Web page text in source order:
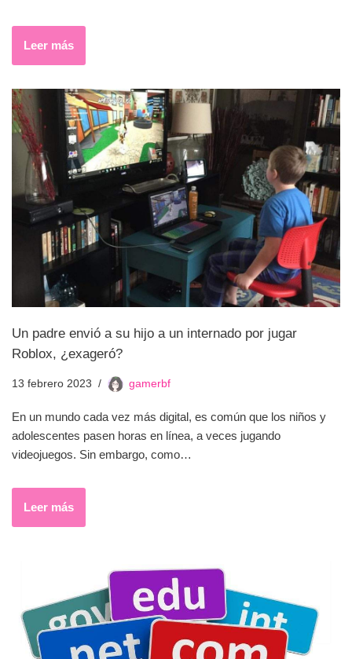
Leer más
Un padre envió a su hijo a un internado por jugar
Roblox, ¿exageró?
13 febrero 2023 gamerbf
En un mundo cada vez más digital, es común que los niños y
adolescentes pasen horas en línea, a veces jugando
videojuegos. Sin embargo, como…
Leer más